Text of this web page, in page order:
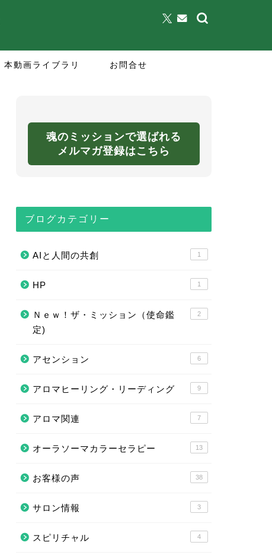
本動画ライブラリ お問合せ
魂のミッションで選ばれる
メルマガ登録はこちら
ブログカテゴリー
AIと人間の共創 1
HP 1
Ｎｅｗ！ザ・ミッション（使命鑑
定)
2
アセンション 6
アロマヒーリング・リーディング 9
アロマ関連 7
オーラソーマカラーセラピー 13
お客様の声 38
サロン情報 3
スピリチャル 4